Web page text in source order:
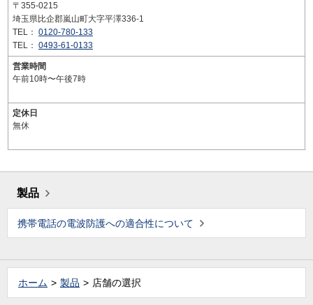
〒355-0215
埼玉県比企郡嵐山町大字平澤336-1
TEL： 0120-780-133
TEL： 0493-61-0133
営業時間
午前10時〜午後7時
定休日
無休
製品
携帯電話の電波防護への適合性について
ホーム 製品 店舗の選択